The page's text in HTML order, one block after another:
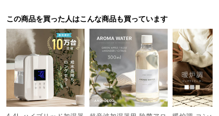
て
開
梱
置
ー
この商品を買った人はこんな商品も買っています